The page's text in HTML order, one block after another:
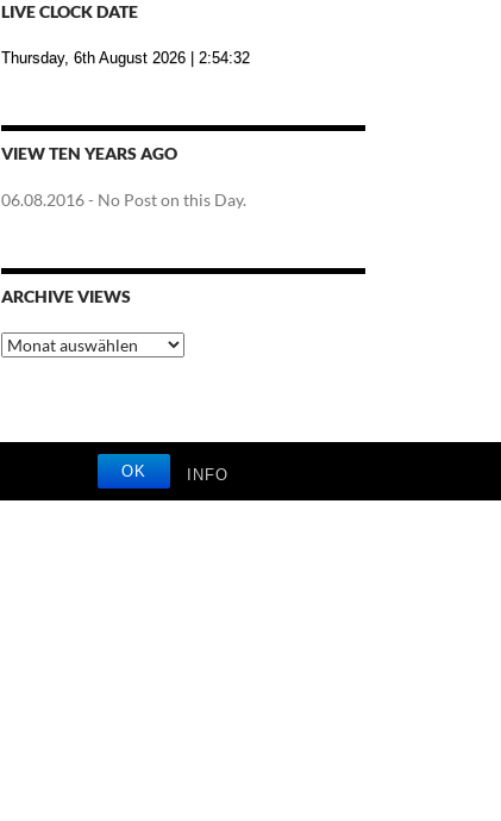
OK INFO
LIVE CLOCK DATE
Thursday, 6th August 2026 | 2:54:33
VIEW TEN YEARS AGO
06.08.2016- No Post on this Day.
ARCHIVE VIEWS
Archive
Views